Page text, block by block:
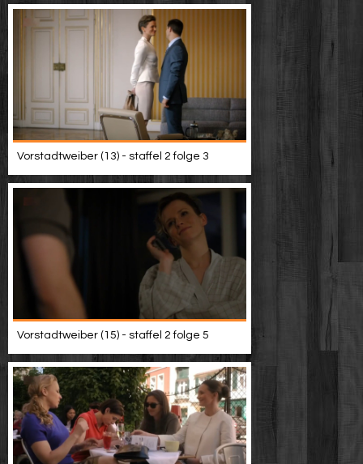
Vorstadtweiber (13) - staffel 2 folge 3
Vorstadtweiber (15) - staffel 2 folge 5